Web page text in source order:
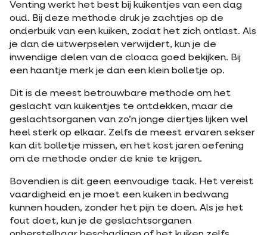
Venting werkt het best bij kuikentjes van een dag
oud. Bij deze methode druk je zachtjes op de
onderbuik van een kuiken, zodat het zich ontlast. Als
je dan de uitwerpselen verwijdert, kun je de
inwendige delen van de cloaca goed bekijken. Bij
een haantje merk je dan een klein bolletje op.
Dit is de meest betrouwbare methode om het
geslacht van kuikentjes te ontdekken, maar de
geslachtsorganen van zo’n jonge diertjes lijken wel
heel sterk op elkaar. Zelfs de meest ervaren sekser
kan dit bolletje missen, en het kost jaren oefening
om de methode onder de knie te krijgen.
Bovendien is dit geen eenvoudige taak. Het vereist
vaardigheid en je moet een kuiken in bedwang
kunnen houden, zonder het pijn te doen. Als je het
fout doet, kun je de geslachtsorganen